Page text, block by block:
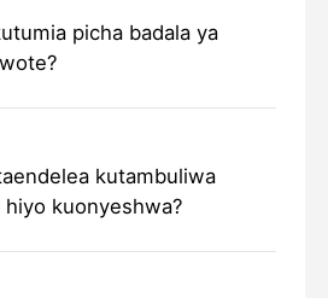
picha badala ya
kutambuliwa
hiyo kuonyeshwa?